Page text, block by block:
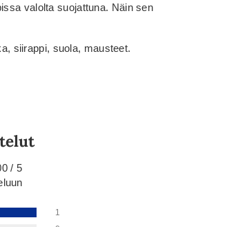
valolta suojattuna. Näin sen
siirappi, suola, mausteet.
/ 5
1